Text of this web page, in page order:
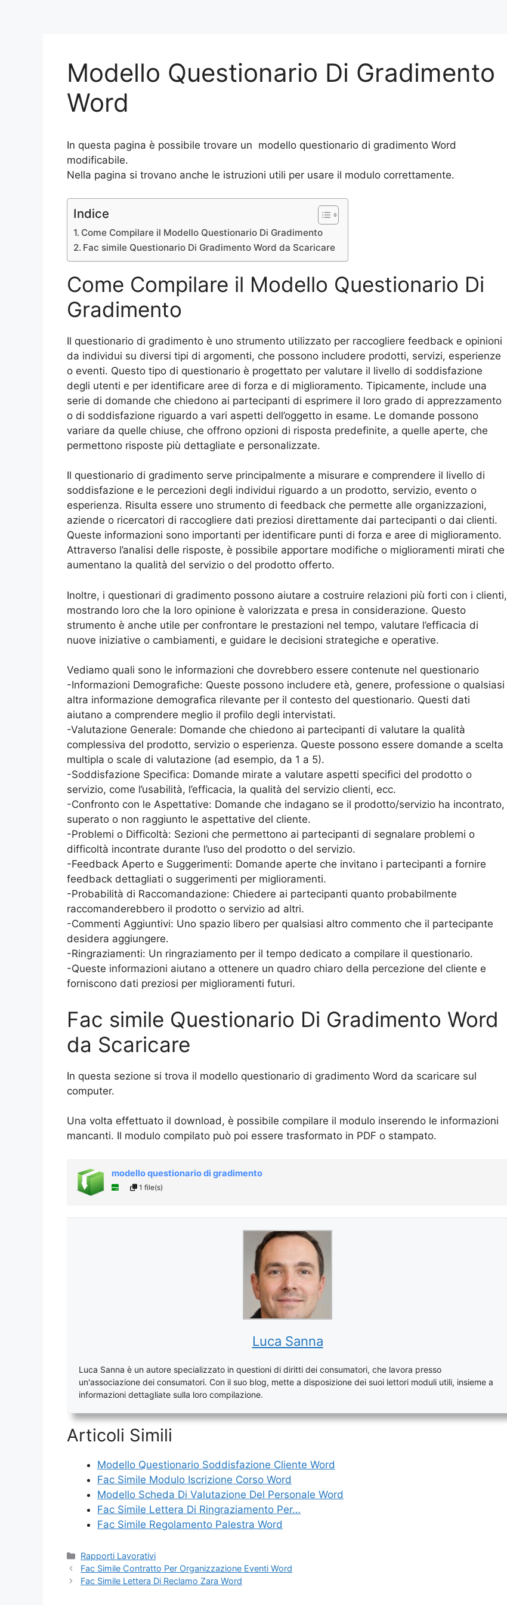
Modello Questionario Di Gradimento
Word
In questa pagina è possibile trovare un modello questionario di gradimento Word
modificabile.
Nella pagina si trovano anche le istruzioni utili per usare il modulo correttamente.
Indice
Come Compilare il Modello Questionario Di Gradimento
Fac simile Questionario Di Gradimento Word da Scaricare
Come Compilare il Modello Questionario Di
Gradimento
Il questionario di gradimento è uno strumento utilizzato per raccogliere feedback e opinioni
da individui su diversi tipi di argomenti, che possono includere prodotti, servizi, esperienze
o eventi. Questo tipo di questionario è progettato per valutare il livello di soddisfazione
degli utenti e per identificare aree di forza e di miglioramento. Tipicamente, include una
serie di domande che chiedono ai partecipanti di esprimere il loro grado di apprezzamento
o di soddisfazione riguardo a vari aspetti dell’oggetto in esame. Le domande possono
variare da quelle chiuse, che offrono opzioni di risposta predefinite, a quelle aperte, che
permettono risposte più dettagliate e personalizzate.
Il questionario di gradimento serve principalmente a misurare e comprendere il livello di
soddisfazione e le percezioni degli individui riguardo a un prodotto, servizio, evento o
esperienza. Risulta essere uno strumento di feedback che permette alle organizzazioni,
aziende o ricercatori di raccogliere dati preziosi direttamente dai partecipanti o dai clienti.
Queste informazioni sono importanti per identificare punti di forza e aree di miglioramento.
Attraverso l’analisi delle risposte, è possibile apportare modifiche o miglioramenti mirati che
aumentano la qualità del servizio o del prodotto offerto.
Inoltre, i questionari di gradimento possono aiutare a costruire relazioni più forti con i clienti,
mostrando loro che la loro opinione è valorizzata e presa in considerazione. Questo
strumento è anche utile per confrontare le prestazioni nel tempo, valutare l’efficacia di
nuove iniziative o cambiamenti, e guidare le decisioni strategiche e operative.
Vediamo quali sono le informazioni che dovrebbero essere contenute nel questionario
-Informazioni Demografiche: Queste possono includere età, genere, professione o qualsiasi
altra informazione demografica rilevante per il contesto del questionario. Questi dati
aiutano a comprendere meglio il profilo degli intervistati.
-Valutazione Generale: Domande che chiedono ai partecipanti di valutare la qualità
complessiva del prodotto, servizio o esperienza. Queste possono essere domande a scelta
multipla o scale di valutazione (ad esempio, da 1 a 5).
-Soddisfazione Specifica: Domande mirate a valutare aspetti specifici del prodotto o
servizio, come l’usabilità, l’efficacia, la qualità del servizio clienti, ecc.
-Confronto con le Aspettative: Domande che indagano se il prodotto/servizio ha incontrato,
superato o non raggiunto le aspettative del cliente.
-Problemi o Difficoltà: Sezioni che permettono ai partecipanti di segnalare problemi o
difficoltà incontrate durante l’uso del prodotto o del servizio.
-Feedback Aperto e Suggerimenti: Domande aperte che invitano i partecipanti a fornire
feedback dettagliati o suggerimenti per miglioramenti.
-Probabilità di Raccomandazione: Chiedere ai partecipanti quanto probabilmente
raccomanderebbero il prodotto o servizio ad altri.
-Commenti Aggiuntivi: Uno spazio libero per qualsiasi altro commento che il partecipante
desidera aggiungere.
-Ringraziamenti: Un ringraziamento per il tempo dedicato a compilare il questionario.
-Queste informazioni aiutano a ottenere un quadro chiaro della percezione del cliente e
forniscono dati preziosi per miglioramenti futuri.
Fac simile Questionario Di Gradimento Word
da Scaricare
In questa sezione si trova il modello questionario di gradimento Word da scaricare sul
computer.
Una volta effettuato il download, è possibile compilare il modulo inserendo le informazioni
mancanti. Il modulo compilato può poi essere trasformato in PDF o stampato.
modello questionario di gradimento
1 file(s)
Luca Sanna
Luca Sanna è un autore specializzato in questioni di diritti dei consumatori, che lavora presso
un'associazione dei consumatori. Con il suo blog, mette a disposizione dei suoi lettori moduli utili, insieme a
informazioni dettagliate sulla loro compilazione.
Articoli Simili
Modello Questionario Soddisfazione Cliente Word
Fac Simile Modulo Iscrizione Corso Word
Modello Scheda Di Valutazione Del Personale Word
Fac Simile Lettera Di Ringraziamento Per…
Fac Simile Regolamento Palestra Word
Categorie
Rapporti Lavorativi
Fac Simile Contratto Per Organizzazione Eventi Word
Fac Simile Lettera Di Reclamo Zara Word